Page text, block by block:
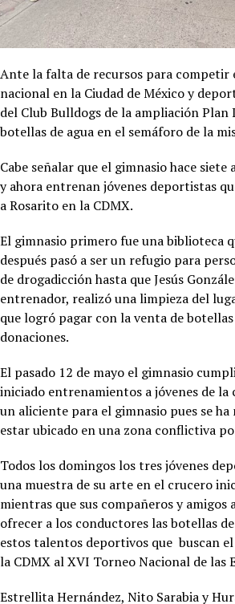
Ante la falta de recursos para competir
nacional en la Ciudad de México y
del Club Bulldogs de la ampliación
botellas de agua en el semáforo de la
Cabe señalar que el gimnasio hace siete
y ahora entrenan jóvenes deportistas
a Rosarito en la CDMX.
El gimnasio primero fue una biblioteca
después pasó a ser un refugio para
de drogadicción hasta que Jesús
entrenador, realizó una limpieza del
que logró pagar con la venta de botellas
donaciones.
El pasado 12 de mayo el gimnasio
iniciado entrenamientos a jóvenes de la
un aliciente para el gimnasio pues se
estar ubicado en una zona conflictiva
Todos los domingos los tres jóvenes
una muestra de su arte en el crucero
mientras que sus compañeros y amigos
ofrecer a los conductores las botellas
estos talentos deportivos que buscan
la CDMX al XVI Torneo Nacional de las
Estrellita Hernández, Nito Sarabia y